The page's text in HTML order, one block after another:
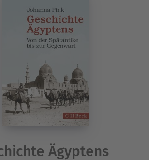
Ägyptens